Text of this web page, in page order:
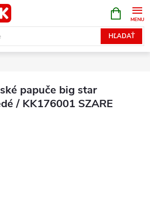
HĽADAŤ
KOŠÍK
papuče big star
/ KK176001 SZARE